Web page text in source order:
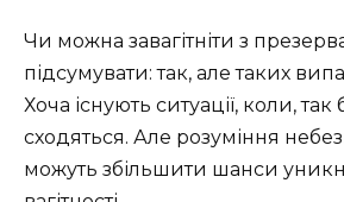
Чи можна завагітніти з
підсумувати: так, але таких
Хоча існують ситуації, коли,
сходяться. Але розуміння
можуть збільшити шанси